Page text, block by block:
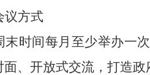
议方式
末时间每月至少举办一次
面、开放式交流，打造